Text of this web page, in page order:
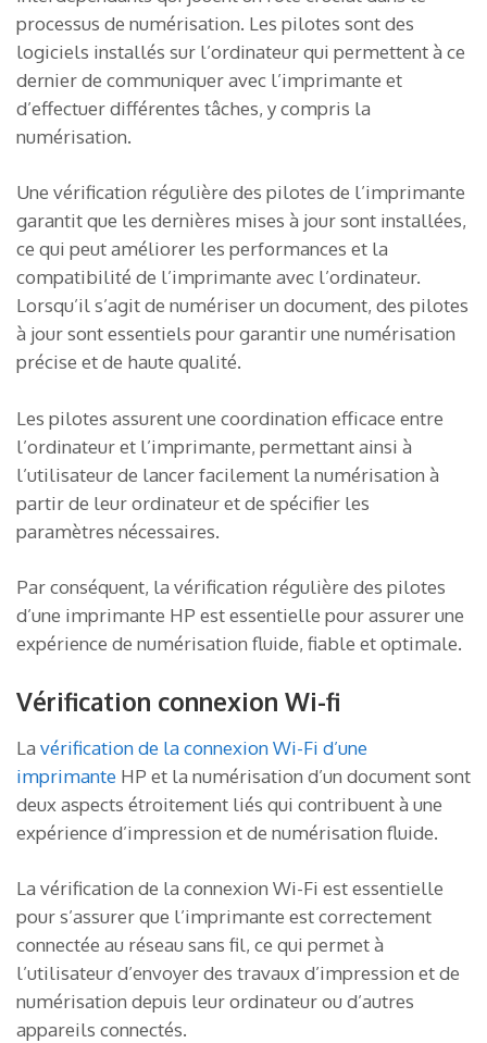
processus de numérisation. Les pilotes sont des
logiciels installés sur l’ordinateur qui permettent à ce
dernier de communiquer avec l’imprimante et
d’effectuer différentes tâches, y compris la
numérisation.
Une vérification régulière des pilotes de l’imprimante
garantit que les dernières mises à jour sont installées,
ce qui peut améliorer les performances et la
compatibilité de l’imprimante avec l’ordinateur.
Lorsqu’il s’agit de numériser un document, des pilotes
à jour sont essentiels pour garantir une numérisation
précise et de haute qualité.
Les pilotes assurent une coordination efficace entre
l’ordinateur et l’imprimante, permettant ainsi à
l’utilisateur de lancer facilement la numérisation à
partir de leur ordinateur et de spécifier les
paramètres nécessaires.
Par conséquent, la vérification régulière des pilotes
d’une imprimante HP est essentielle pour assurer une
expérience de numérisation fluide, fiable et optimale.
Vérification connexion Wi-fi
La vérification de la connexion Wi-Fi d’une
imprimante HP et la numérisation d’un document sont
deux aspects étroitement liés qui contribuent à une
expérience d’impression et de numérisation fluide.
La vérification de la connexion Wi-Fi est essentielle
pour s’assurer que l’imprimante est correctement
connectée au réseau sans fil, ce qui permet à
l’utilisateur d’envoyer des travaux d’impression et de
numérisation depuis leur ordinateur ou d’autres
appareils connectés.